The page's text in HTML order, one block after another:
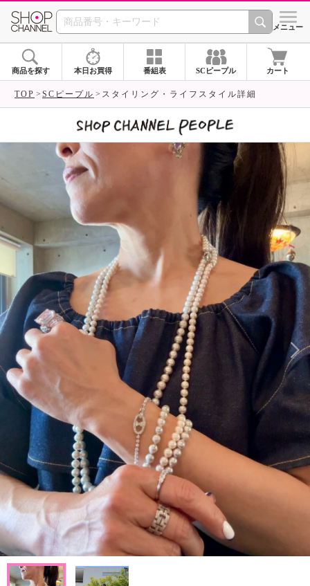
SHOP CHANNEL シメニュー
商品を探す 本日お買得 番組表 SCピープル カート
TOP SCピープル スタイリング・ライフスタイル詳細